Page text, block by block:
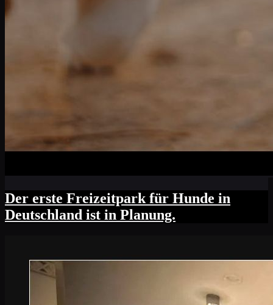
Der erste Freizeitpark für Hunde in
Deutschland ist in Planung.